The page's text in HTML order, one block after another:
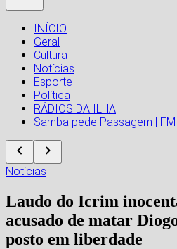
INÍCIO
Geral
Cultura
Notícias
Esporte
Política
RÁDIOS DA ILHA
Samba pede Passagem |
Notícias
Laudo do Icrim
acusado de matar
posto em liberdade